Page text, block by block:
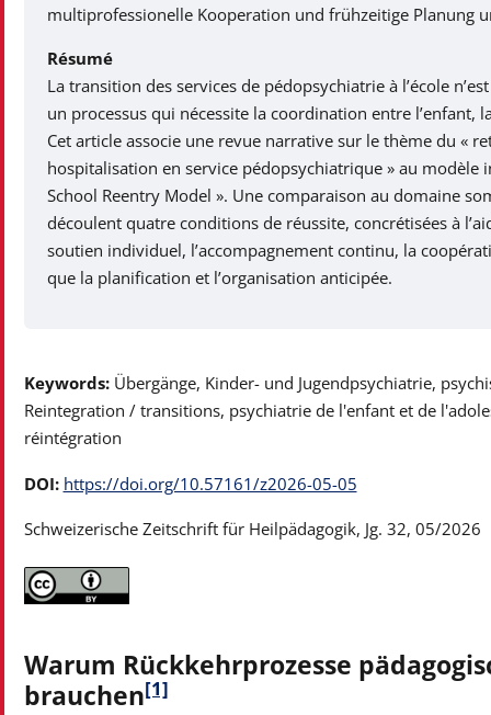
multiprofessionelle Kooperation und frühzeitige Planung
Résumé
La transition des services de pédopsychiatrie à l’école
un processus qui nécessite la coordination entre l’enfant,
Cet article associe une revue narrative sur le thème du «
hospitalisation en service pédopsychiatrique » au modèle
School Reentry Model ». Une comparaison au domaine
découlent quatre conditions de réussite, concrétisées à
soutien individuel, l’accompagnement continu, la
que la planification et l’organisation anticipée.
Keywords:Übergänge, Kinder- und Jugendpsychiatrie,
Reintegration / transitions, psychiatrie de l'enfant et de
réintégration
DOI: https://doi.org/10.57161/z2026-05-05
Schweizerische Zeitschrift für Heilpädagogik, Jg. 32, 05/2026
Warum Rückkehrprozesse
brauchen[1]